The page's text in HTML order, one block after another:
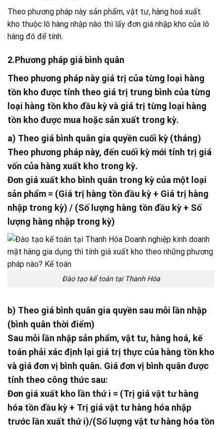
Theo phương pháp này sản phẩm, vật tư, hàng hoá xuất
kho thuộc lô hàng nhập nào thì lấy đơn giá nhập kho của lô
hàng đó để tính.
2.Phương pháp giá bình quân
Theo phương pháp này giá trị của từng loại hàng
tồn kho được tính theo giá trị trung bình của từng
loại hàng tồn kho đầu kỳ và giá trị từng loại hàng
tồn kho được mua hoặc sản xuất trong kỳ.
a) Theo giá bình quân gia quyền cuối kỳ (tháng)
Theo phương pháp này, đến cuối kỳ mới tính trị giá
vốn của hàng xuất kho trong kỳ.
Đơn giá xuất kho bình quân trong kỳ của một loại
sản phẩm = (Giá trị hàng tồn đầu kỳ + Giá trị hàng
nhập trong kỳ) / (Số lượng hàng tồn đầu kỳ + Số
lượng hàng nhập trong kỳ)
Đào tạo kế toán tại Thanh Hóa
b) Theo giá bình quân gia quyền sau mỗi lần nhập
(bình quân thời điểm)
Sau mỗi lần nhập sản phẩm, vật tư, hàng hoá, kế
toán phải xác định lại giá trị thực của hàng tồn kho
và giá đơn vị bình quân. Giá đơn vị bình quân được
tính theo công thức sau:
Đơn giá xuất kho lần thứ i = (Trị giá vật tư hàng
hóa tồn đầu kỳ + Trị giá vật tư hàng hóa nhập
trước lần xuất thứ i)/(Số lượng vật tư hàng hóa tồn